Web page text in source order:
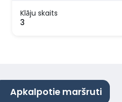
Klāju skaits
3
Apkalpotie maršruti